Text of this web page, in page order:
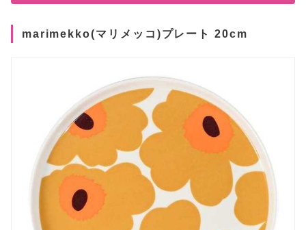
marimekko(マリメッコ)プレート 20cm